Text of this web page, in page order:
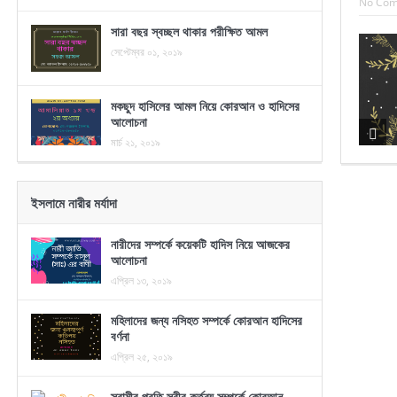
সারা বছর স্বচ্ছল থাকার পরীক্ষিত আমল
সেপ্টেম্বর ০১, ২০১৯
মকছুদ হাসিলের আমল নিয়ে কোরআন ও হাদিসের
আলোচনা
মার্চ ২১, ২০১৯
ইসলামে নারীর মর্যাদা
নারীদের সম্পর্কে কয়েকটি হাদিস নিয়ে আজকের
আলোচনা
এপ্রিল ১৩, ২০১৯
মহিলাদের জন্য নসিহত সম্পর্কে কোরআন হাদিসের
বর্ণনা
এপ্রিল ২৫, ২০১৯